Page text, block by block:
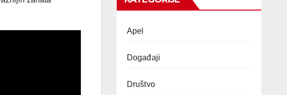
Apel
Događaji
Društvo